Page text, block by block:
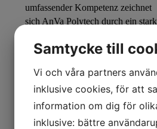
umfassender Kompetenz zeichnet
sich AnVa Polytech durch ein
Werkstofflabor entwickeln wir
Kombination mit Kunststoff oder
Metall genau die geforderten
Eigenschaften aufweisen. Die
Produkte werden für extreme
Samtycke till
Vi och våra partners
inklusive cookies, för att
information om dig för
inklusive: bättre